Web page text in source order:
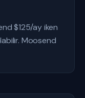
$125/ay iken
Moosend